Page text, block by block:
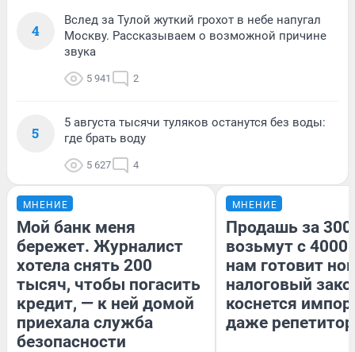
4
Вслед за Тулой жуткий грохот в небе напугал
Москву. Рассказываем о возможной причине
звука
5 941 2
5
5 августа тысячи туляков останутся без воды:
где брать воду
5 627 4
МНЕНИЕ
Мой банк меня
бережет. Журналист
хотела снять 200
тысяч, чтобы погасить
кредит, — к ней домой
приехала служба
безопасности
МНЕНИЕ
Продашь за
возьмут с
нам готовит
налоговый
коснется
даже